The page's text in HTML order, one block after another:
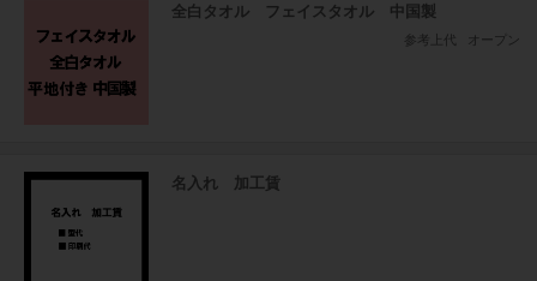
全白タオル フェイスタオル 中国製
参考上代 オープン
名入れ 加工賃